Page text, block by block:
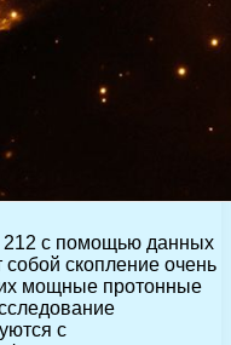
212 с помощью данных
скопление очень
мощные протонные
с